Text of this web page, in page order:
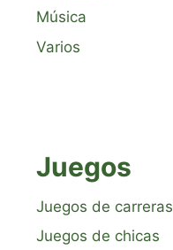
Música
Varios
Juegos
Juegos de carreras
Juegos de chicas